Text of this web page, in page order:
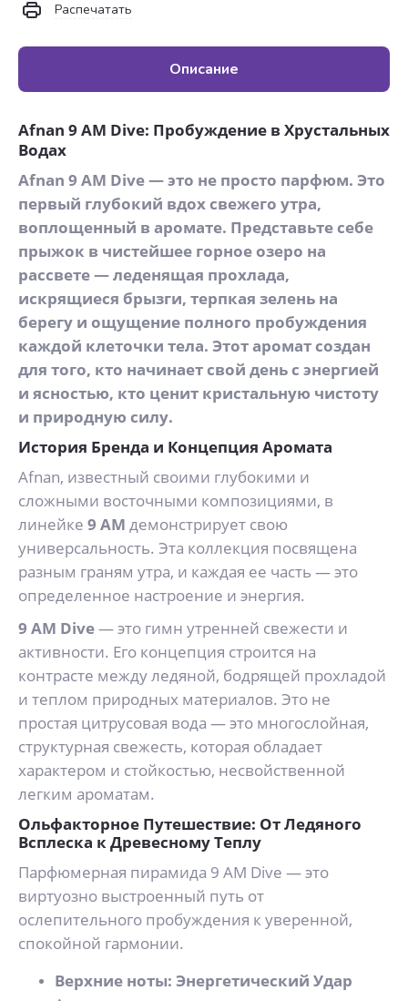
Распечатать
Описание
Afnan 9 AM Dive: Пробуждение в Хрустальных
Водах
Afnan 9 AM Dive — это не просто парфюм. Это
первый глубокий вдох свежего утра,
воплощенный в аромате. Представьте себе
прыжок в чистейшее горное озеро на
рассвете — леденящая прохлада,
искрящиеся брызги, терпкая зелень на
берегу и ощущение полного пробуждения
каждой клеточки тела. Этот аромат создан
для того, кто начинает свой день с энергией
и ясностью, кто ценит кристальную чистоту
и природную силу.
История Бренда и Концепция Аромата
Afnan, известный своими глубокими и
сложными восточными композициями, в
линейке 9 AM демонстрирует свою
универсальность. Эта коллекция посвящена
разным граням утра, и каждая ее часть — это
определенное настроение и энергия.
9 AM Dive— это гимн утренней свежести и
активности. Его концепция строится на
контрасте между ледяной, бодрящей прохладой
и теплом природных материалов. Это не
простая цитрусовая вода — это многослойная,
структурная свежесть, которая обладает
характером и стойкостью, несвойственной
легким ароматам.
Ольфакторное Путешествие: От Ледяного
Всплеска к Древесному Теплу
Парфюмерная пирамида 9 AM Dive — это
виртуозно выстроенный путь от
ослепительного пробуждения к уверенной,
спокойной гармонии.
Верхние ноты: Энергетический Удар